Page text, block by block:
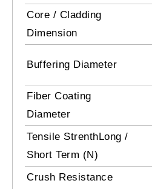
Core / Cladding
Dimension
Buffering Diameter
Fiber Coating
Diameter
Tensile StrenthLong /
Short Term (N)
Crush Resistance